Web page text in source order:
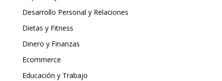
Desarrollo Personal y Relaciones
Dietas y Fitness
Dinero y Finanzas
Ecommerce
Educación y Trabajo